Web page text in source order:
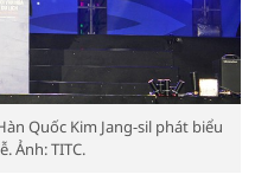
Quốc Kim Jang-sil phát biểu
Ảnh: TITC.